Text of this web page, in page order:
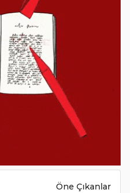
Öne Çıkanlar